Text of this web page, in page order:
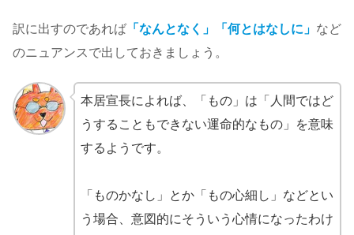
訳に出すのであれば 「なんとなく」「何とはなしに」 など
のニュアンスで出しておきましょう。
本居宣長によれば、「もの」は「人間ではど
うすることもできない運命的なもの」を意味
するようです。
「ものかなし」とか「もの心細し」などとい
う場合、意図的にそういう心情になったわけ